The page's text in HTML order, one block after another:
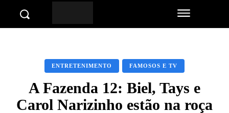
ENTRETENIMENTO FAMOSOS E TV
A Fazenda 12: Biel, Tays e
Carol Narizinho estão na roça